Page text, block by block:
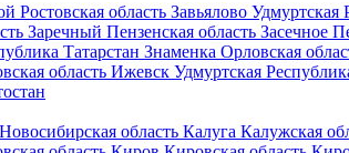
Ростовская область Завьялово Удмуртская
Заречный Пензенская область Засечное
Татарстан Знаменка Орловская
область Ижевск Удмуртская
Новосибирская область Калуга Калужская